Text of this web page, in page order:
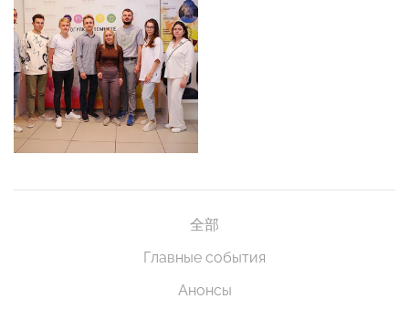
全部
Главные события
Анонсы